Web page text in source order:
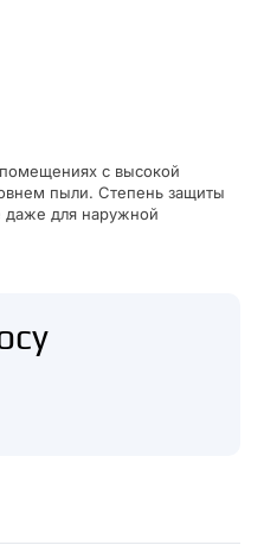
с высокой
пыли. Степень защиты
даже для наружной